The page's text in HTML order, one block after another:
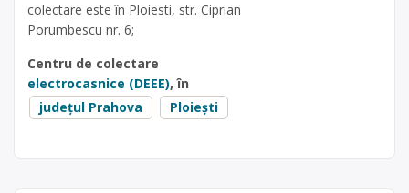
colectare este în Ploiesti, str. Ciprian
Porumbescu nr. 6;
Centru de colectare
electrocasnice (DEEE), în
județul Prahova
Ploiești